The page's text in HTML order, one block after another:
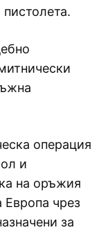
операция
и
на оръжия
чрез
за